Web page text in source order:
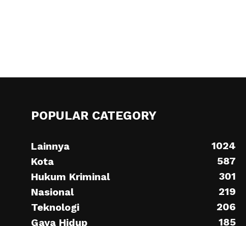
POPULAR CATEGORY
Lainnya
1024
Kota
587
Hukum Kriminal
301
Nasional
219
Teknologi
206
Gaya Hidup
185